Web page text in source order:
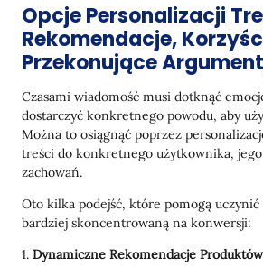
Opcje Personalizacji
Rekomendacje,
Przekonujące
Czasami wiadomość musi dotknąć
dostarczyć konkretnego powodu, aby
Można to osiągnąć poprzez
treści do konkretnego użytkownika,
zachowań.
Oto kilka podejść, które pomogą
bardziej skoncentrowaną na konwersji:
1. Dynamiczne Rekomendacje Produktów